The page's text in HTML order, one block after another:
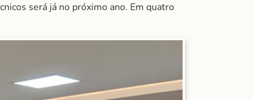
será já no próximo ano. Em quatro